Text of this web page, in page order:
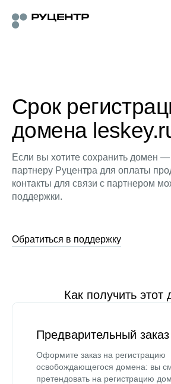
Срок
домена
Если вы хотите сохранить домен —
партнеру Руцентра для оплаты
контакты для связи с партнером
поддержки.
Обратиться в поддержку
Как получить этот
Предварительный заказ
Оформите заказ на регистрацию
освобождающегося домена: вы
претендовать на регистрацию